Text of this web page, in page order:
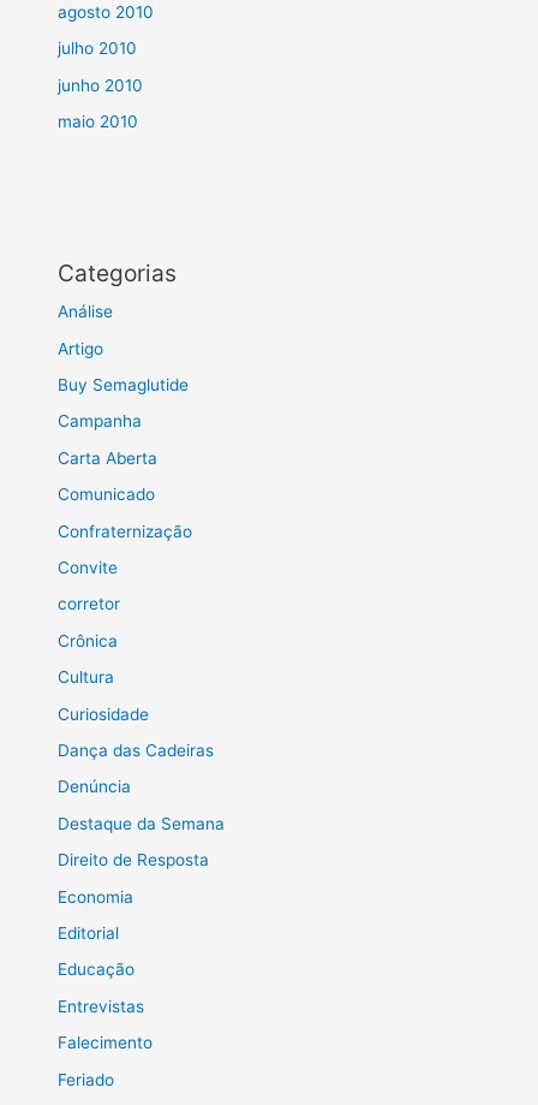
agosto 2010
julho 2010
junho 2010
maio 2010
Categorias
Análise
Artigo
Buy Semaglutide
Campanha
Carta Aberta
Comunicado
Confraternização
Convite
corretor
Crônica
Cultura
Curiosidade
Dança das Cadeiras
Denúncia
Destaque da Semana
Direito de Resposta
Economia
Editorial
Educação
Entrevistas
Falecimento
Feriado